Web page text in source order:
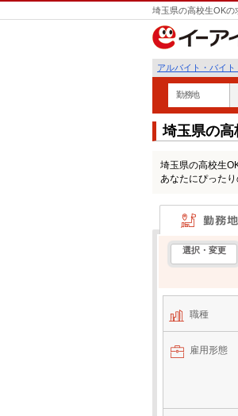
埼玉県の高校生OKの
アルバイト・バイ
勤務地
埼玉県の
埼玉県の高校生
あなたにぴった
勤務地で検索
選択・変更
職種
雇用形態